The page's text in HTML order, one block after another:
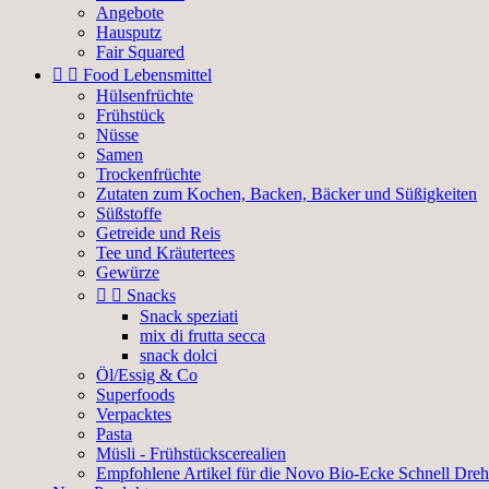
Angebote
Hausputz
Fair Squared
  Food Lebensmittel
Hülsenfrüchte
Frühstück
Nüsse
Samen
Trockenfrüchte
Zutaten zum Kochen, Backen, Bäcker und Süßigkeiten
Süßstoffe
Getreide und Reis
Tee und Kräutertees
Gewürze
  Snacks
Snack speziati
mix di frutta secca
snack dolci
Öl/Essig & Co
Superfoods
Verpacktes
Pasta
Müsli - Frühstückscerealien
Empfohlene Artikel für die Novo Bio-Ecke Schnell